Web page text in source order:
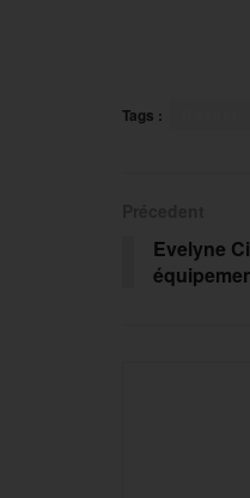
Tags :
Evelyne